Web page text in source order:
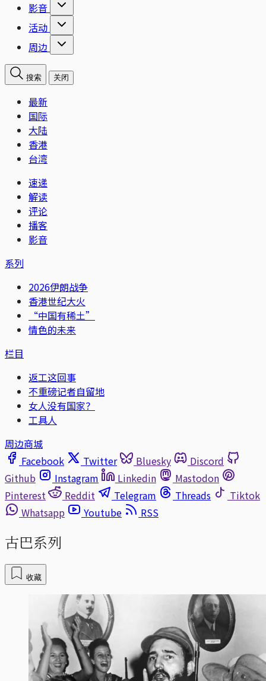
影音
活动
周边
搜索 关闭
最新
国际
大陆
香港
台湾
速递
解读
评论
播客
影音
系列
2026伊朗战争
香港世纪大火
“中国有稀土”
情色的未来
栏目
返工这回事
不重磅记者自留地
女人没有国家？
工具人
周边商城
Facebook
Twitter Bluesky
Discord
Github
Instagram Linkedin
Mastodon
Pinterest
Reddit Telegram Threads
Tiktok
Whatsapp
Youtube RSS
古巴系列
收藏